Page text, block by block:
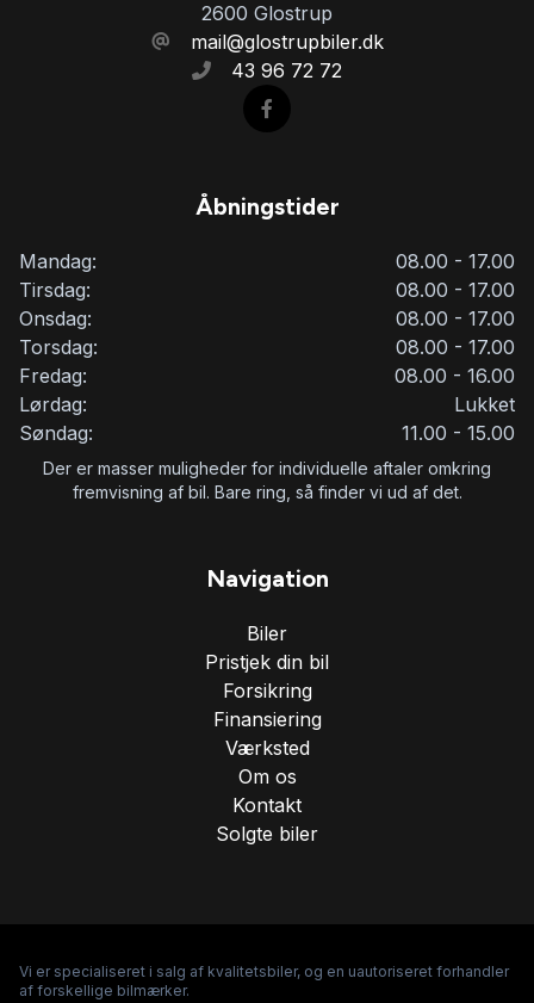
2600 Glostrup
mail@glostrupbiler.dk
43 96 72 72
Åbningstider
Mandag:
08.00 - 17.00
Tirsdag:
08.00 - 17.00
Onsdag:
08.00 - 17.00
Torsdag:
08.00 - 17.00
Fredag:
08.00 - 16.00
Lørdag:
Lukket
Søndag:
11.00 - 15.00
Der er masser muligheder for individuelle aftaler omkring
fremvisning af bil. Bare ring, så finder vi ud af det.
Navigation
Biler
Pristjek din bil
Forsikring
Finansiering
Værksted
Om os
Kontakt
Solgte biler
Vi er specialiseret i salg af kvalitetsbiler, og en uautoriseret forhandler
af forskellige bilmærker.